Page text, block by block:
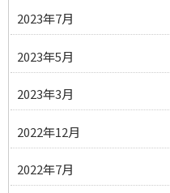
2023年7月
2023年5月
2023年3月
2022年12月
2022年7月